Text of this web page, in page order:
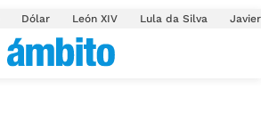
Dólar León XIV Lula da Silva